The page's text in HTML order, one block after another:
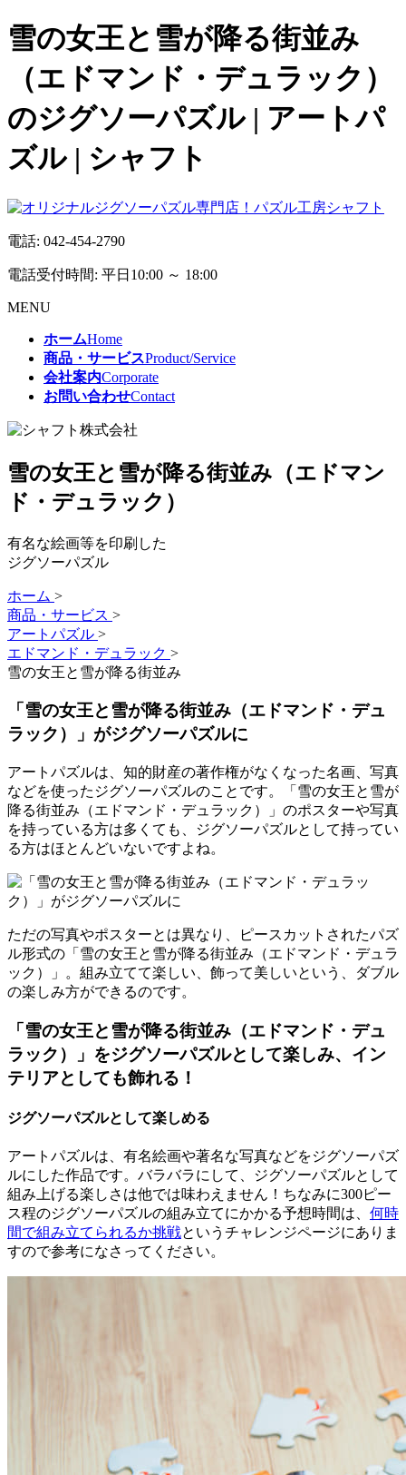
雪の女王と雪が降る街並み
（エドマンド・デュラック）
のジグソーパズル | アートパ
ズル | シャフト
電話: 042-454-2790
電話受付時間: 平日10:00 ～ 18:00
MENU
ホームHome
商品・サービスProduct/Service
会社案内Corporate
お問い合わせContact
雪の女王と雪が降る街並み（エドマン
ド・デュラック）
有名な絵画等を印刷した
ジグソーパズル
ホーム >
商品・サービス >
アートパズル >
エドマンド・デュラック >
雪の女王と雪が降る街並み
「雪の女王と雪が降る街並み（エドマンド・デュ
ラック）」がジグソーパズルに
アートパズルは、知的財産の著作権がなくなった名画、写真
などを使ったジグソーパズルのことです。「雪の女王と雪が
降る街並み（エドマンド・デュラック）」のポスターや写真
を持っている方は多くても、ジグソーパズルとして持ってい
る方はほとんどいないですよね。
ただの写真やポスターとは異なり、ピースカットされたパズ
ル形式の「雪の女王と雪が降る街並み（エドマンド・デュラ
ック）」。組み立てて楽しい、飾って美しいという、ダブル
の楽しみ方ができるのです。
「雪の女王と雪が降る街並み（エドマンド・デュ
ラック）」をジグソーパズルとして楽しみ、イン
テリアとしても飾れる！
ジグソーパズルとして楽しめる
アートパズルは、有名絵画や著名な写真などをジグソーパズ
ルにした作品です。バラバラにして、ジグソーパズルとして
組み上げる楽しさは他では味わえません！ちなみに300ピー
ス程のジグソーパズルの組み立てにかかる予想時間は、 何時
間で組み立てられるか挑戦というチャレンジページにありま
すので参考になさってください。